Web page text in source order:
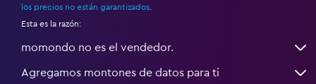
los precios no están garantizados
Esta es la razón:
momondo no es el vendedor.
Agregamos montones de datos para ti